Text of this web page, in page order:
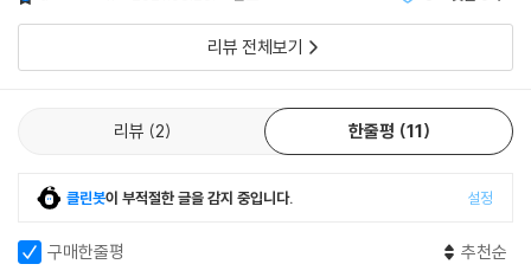
“스트라한은 편집자의 첨예한 눈으로 SF의 가장 매력적인 면모를 선집 시
- 퍼블리셔스 위클리
이토록 매력적이고 “SF적인” 선집 시리즈는 사실 1년 동안 중단됐었다. 1
984년, 전설적인 SF 편집자 “가드너 도즈와”에 의해 처음 시작된 〈올해
의 SF 걸작선〉 시리즈는 2018년 가드너 도즈와가 타계하면서 중단될 수
권으로 SF 거
리뷰 전체보기
리뷰 2 한줄평 11
클린봇이 부적절한 글을 감지 중입니다. 설정
구매한줄평 추천순